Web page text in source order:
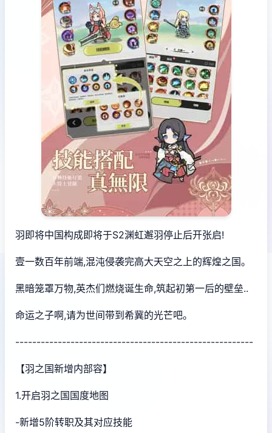
羽即将中国构成即将于S2渊虹邂羽停止后开张启!
壹一数百年前端,混沌侵袭完高大天空之上的辉煌之国。
黑暗笼罩万物,英杰们燃烧诞生命,筑起初第一后的壁垒..
命运之子啊,请为世间带到希冀的光芒吧。
--------------------------------------------------------
【羽之国新增内部容】
1.开启羽之国国度地图
-新增5阶转职及其对应技能